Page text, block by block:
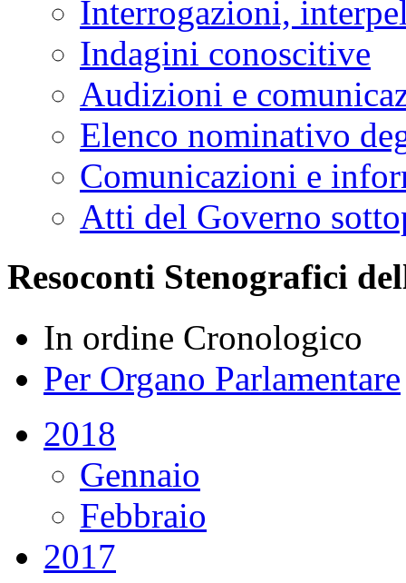
Interrogazioni,
Indagini conoscitive
Audizioni e
Elenco nominativo
Comunicazioni e
Atti del Governo
Resoconti Stenografici
In ordine Cronologico
Per Organo Parlamentare
2018
Gennaio
Febbraio
2017